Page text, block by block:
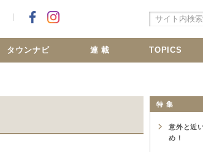
Facebookでシェア
タウンナビ 連 載 TOPICS
特 集
意外と近
め！